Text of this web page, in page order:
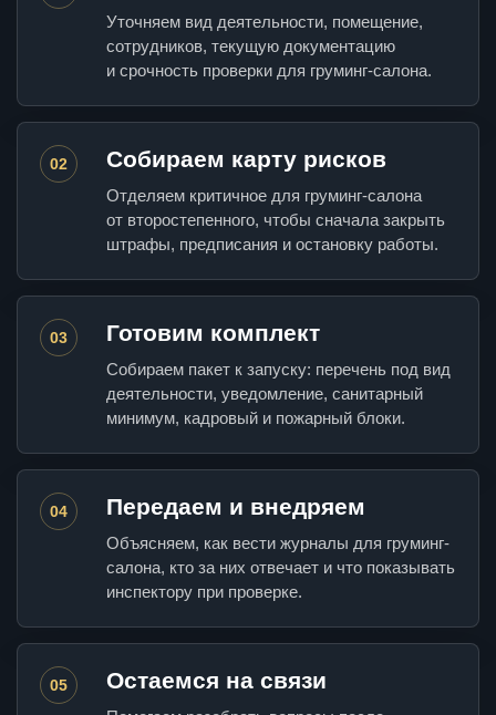
Уточняем вид деятельности, помещение,
сотрудников, текущую документацию
и срочность проверки для груминг-салона.
02 Собираем карту рисков
Отделяем критичное для груминг-салона
от второстепенного, чтобы сначала закрыть
штрафы, предписания и остановку работы.
03 Готовим комплект
Собираем пакет к запуску: перечень под вид
деятельности, уведомление, санитарный
минимум, кадровый и пожарный блоки.
04 Передаем и внедряем
Объясняем, как вести журналы для груминг-
салона, кто за них отвечает и что показывать
инспектору при проверке.
05 Остаемся на связи